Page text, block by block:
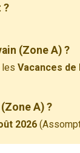
?
(Zone A) ?
les Vacances de
A) ?
2026